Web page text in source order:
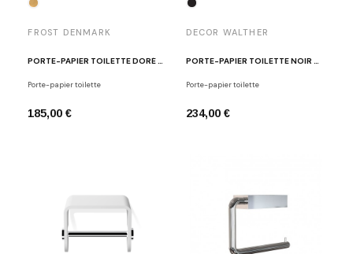
FROST DENMARK
PORTE-PAPIER TOILETTE DORÉ BROSSÉ N1909-BMG
Porte-papier toilette
185,00 €
DECOR WALTHER
PORTE-PAPIER TOILETTE NOIR MAT CLUB TPH1
Porte-papier toilette
234,00 €